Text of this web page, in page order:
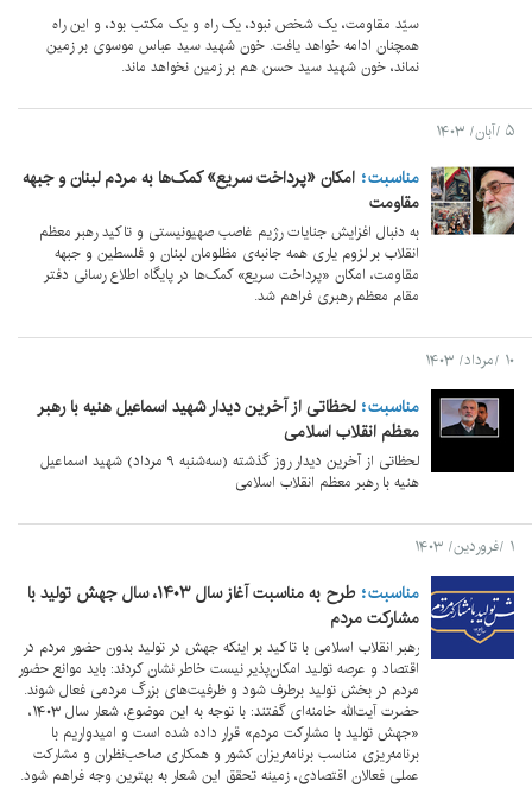
سیّد مقاومت، یک شخص نبود، یک راه و یک مکتب بود، و این راه
همچنان ادامه خواهد یافت. خون شهید سید عباس موسوی بر زمین
نماند، خون شهید سید حسن هم بر زمین نخواهد ماند.
۵ /آبان/ ۱۴۰۳
مناسبت امکان «پرداخت سریع» کمک‌ها به مردم لبنان و جبهه
مقاومت
به دنبال افزایش جنایات رژیم غاصب صهیونیستی و تاکید رهبر معظم
انقلاب بر لزوم یاری همه جانبه‌ی مظلومان لبنان و فلسطین و جبهه
مقاومت، امکان «پرداخت سریع» کمک‌ها در پایگاه اطلاع رسانی دفتر
مقام معظم رهبری فراهم شد.
۱۰ /مرداد/ ۱۴۰۳
مناسبت لحظاتی از آخرین دیدار شهید اسماعیل هنیه با رهبر
معظم انقلاب اسلامی
لحظاتی از آخرین دیدار روز گذشته (سه‌شنبه ۹ مرداد) شهید اسماعیل
هنیه با رهبر معظم انقلاب اسلامی
۱ /فروردین/ ۱۴۰۳
مناسبت
طرح به مناسبت آغاز سال ۱۴۰۳، سال جهش تولید با
مشارکت مردم
رهبر انقلاب اسلامی با تاکید بر اینکه جهش در تولید بدون حضور مردم در
اقتصاد و عرصه تولید امکان‌پذیر نیست خاطر نشان کردند: باید موانع حضور
مردم در بخش تولید برطرف شود و ظرفیت‌های بزرگ مردمی فعال شوند.
حضرت آیت‌الله خامنه‌ای گفتند: با توجه به این موضوع، شعار سال ۱۴۰۳،
«جهش تولید با مشارکت مردم» قرار داده شده است و امیدواریم با
برنامه‌ریزی مناسب برنامه‌ریزان کشور و همکاری صاحب‌نظران و مشارکت
عملی فعالان اقتصادی، زمینه تحقق این شعار به بهترین وجه فراهم شود.